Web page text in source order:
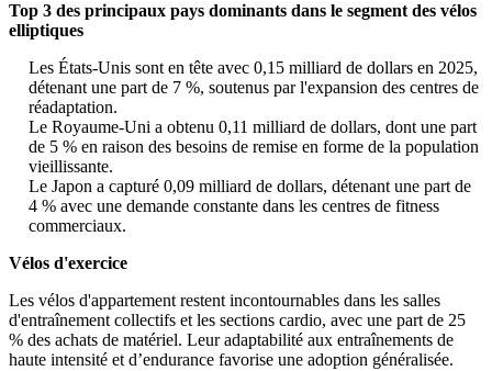
Top 3 des principaux pays dominants dans le segment des vélos
elliptiques
Les États-Unis sont en tête avec 0,15 milliard de dollars en 2025,
détenant une part de 7 %, soutenus par l'expansion des centres de
réadaptation.
Le Royaume-Uni a obtenu 0,11 milliard de dollars, dont une part
de 5 % en raison des besoins de remise en forme de la population
vieillissante.
Le Japon a capturé 0,09 milliard de dollars, détenant une part de
4 % avec une demande constante dans les centres de fitness
commerciaux.
Vélos d'exercice
Les vélos d'appartement restent incontournables dans les salles
d'entraînement collectifs et les sections cardio, avec une part de 25
% des achats de matériel. Leur adaptabilité aux entraînements de
haute intensité et d’endurance favorise une adoption généralisée.